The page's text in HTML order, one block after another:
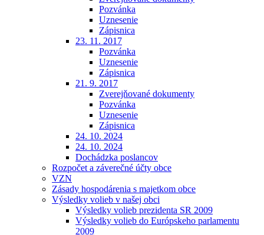
Pozvánka
Uznesenie
Zápisnica
23. 11. 2017
Pozvánka
Uznesenie
Zápisnica
21. 9. 2017
Zverejňované dokumenty
Pozvánka
Uznesenie
Zápisnica
24. 10. 2024
24. 10. 2024
Dochádzka poslancov
Rozpočet a záverečné účty obce
VZN
Zásady hospodárenia s majetkom obce
Výsledky volieb v našej obci
Výsledky volieb prezidenta SR 2009
Výsledky volieb do Európskeho parlamentu
2009